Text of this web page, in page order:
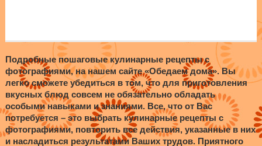
Подробные пошаговые кулинарные рецепты с
фотографиями, на нашем сайте «Обедаем дома». Вы
легко сможете убедиться в том, что для приготовления
вкусных блюд совсем не обязательно обладать
особыми навыками и знаниями. Все, что от Вас
потребуется – это выбрать кулинарные рецепты с
фотографиями, повторить все действия, указанные в них
и насладиться результатами Ваших трудов. Приятного